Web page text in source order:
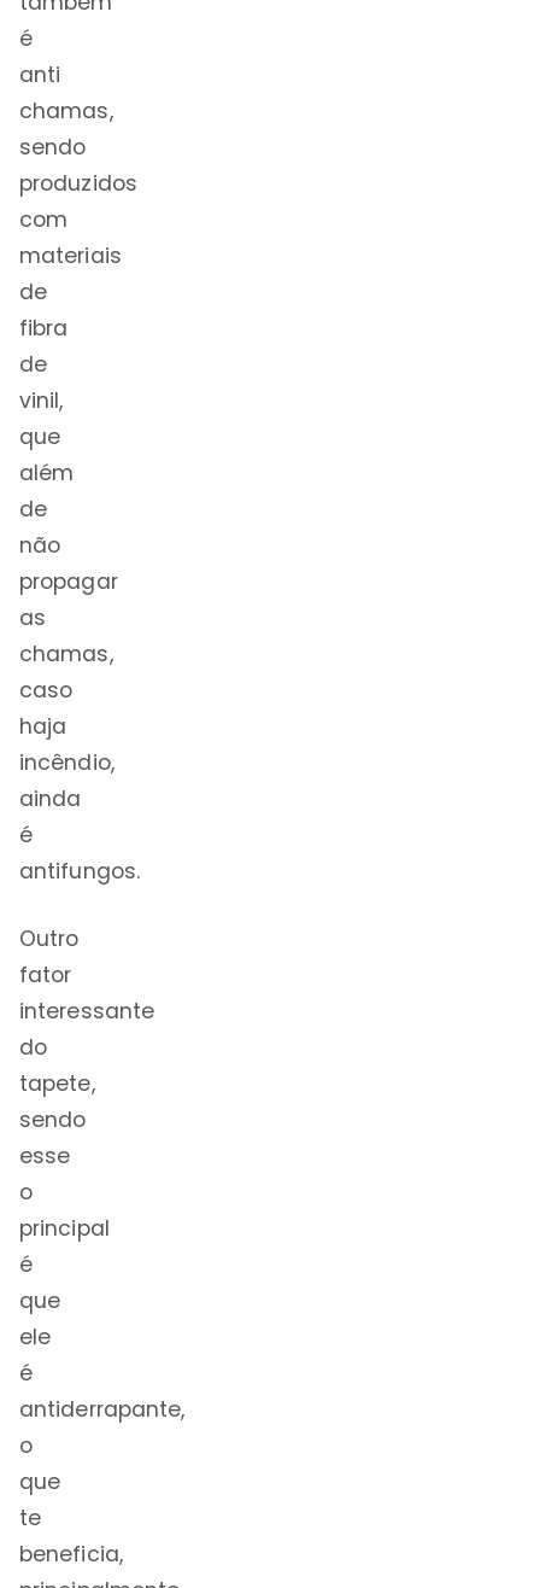
é
anti
chamas,
sendo
produzidos
com
materiais
de
fibra
de
vinil,
que
além
de
não
propagar
as
chamas,
caso
haja
incêndio,
ainda
é
antifungos.
Outro
fator
interessante
do
tapete,
sendo
esse
o
principal
é
que
ele
é
antiderrapante,
o
que
te
beneficia,